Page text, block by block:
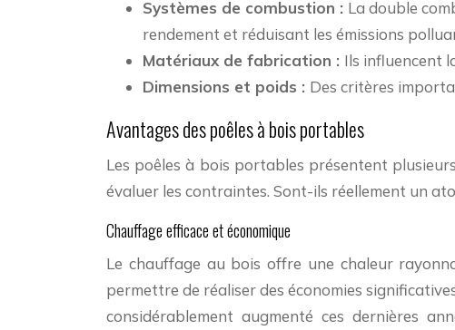
Systèmes de combustion : La double
rendement et réduisant les émissions
Matériaux de fabrication : Ils influencent
Dimensions et poids : Des critères
Avantages des poêles à bois portables
Les poêles à bois portables présentent
évaluer les contraintes. Sont-ils réellement un
Chauffage efficace et économique
Le chauffage au bois offre une chaleur
permettre de réaliser des économies
considérablement augmenté ces dernières